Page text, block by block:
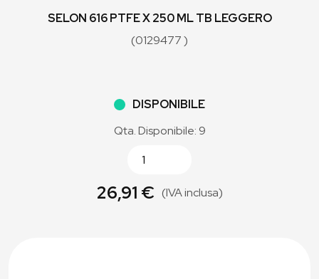
SELON 616 PTFE X 250 ML TB LEGGERO
(0129477 )
DISPONIBILE
Qta. Disponibile: 9
26,91 € (IVA inclusa)